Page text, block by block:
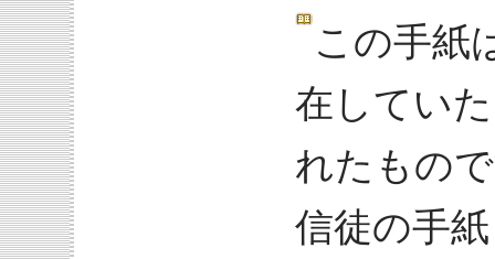
この手紙
在してい
れたもの
信徒の手